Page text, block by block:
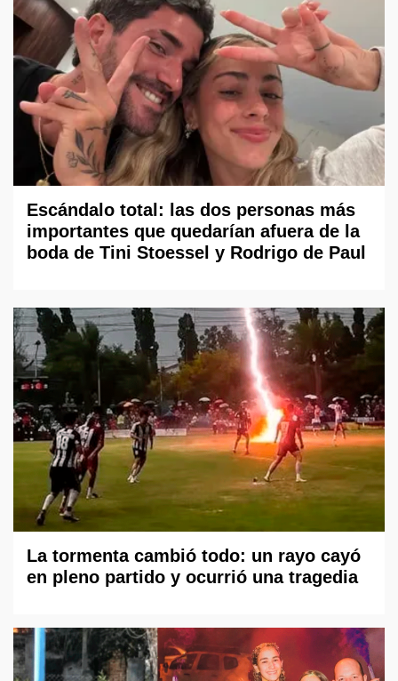
Escándalo total: las dos personas más
importantes que quedarían afuera de la
boda de Tini Stoessel y Rodrigo de Paul
La tormenta cambió todo: un rayo cayó
en pleno partido y ocurrió una tragedia